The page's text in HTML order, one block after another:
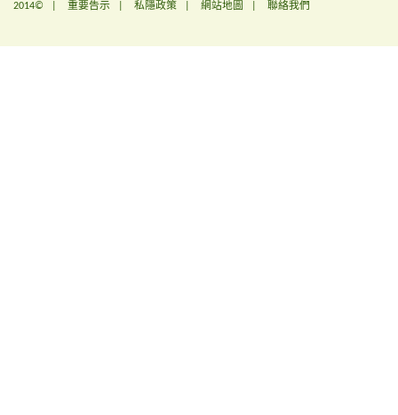
2014© | 重要告示 私隱政策 網站地圖 聯絡我們